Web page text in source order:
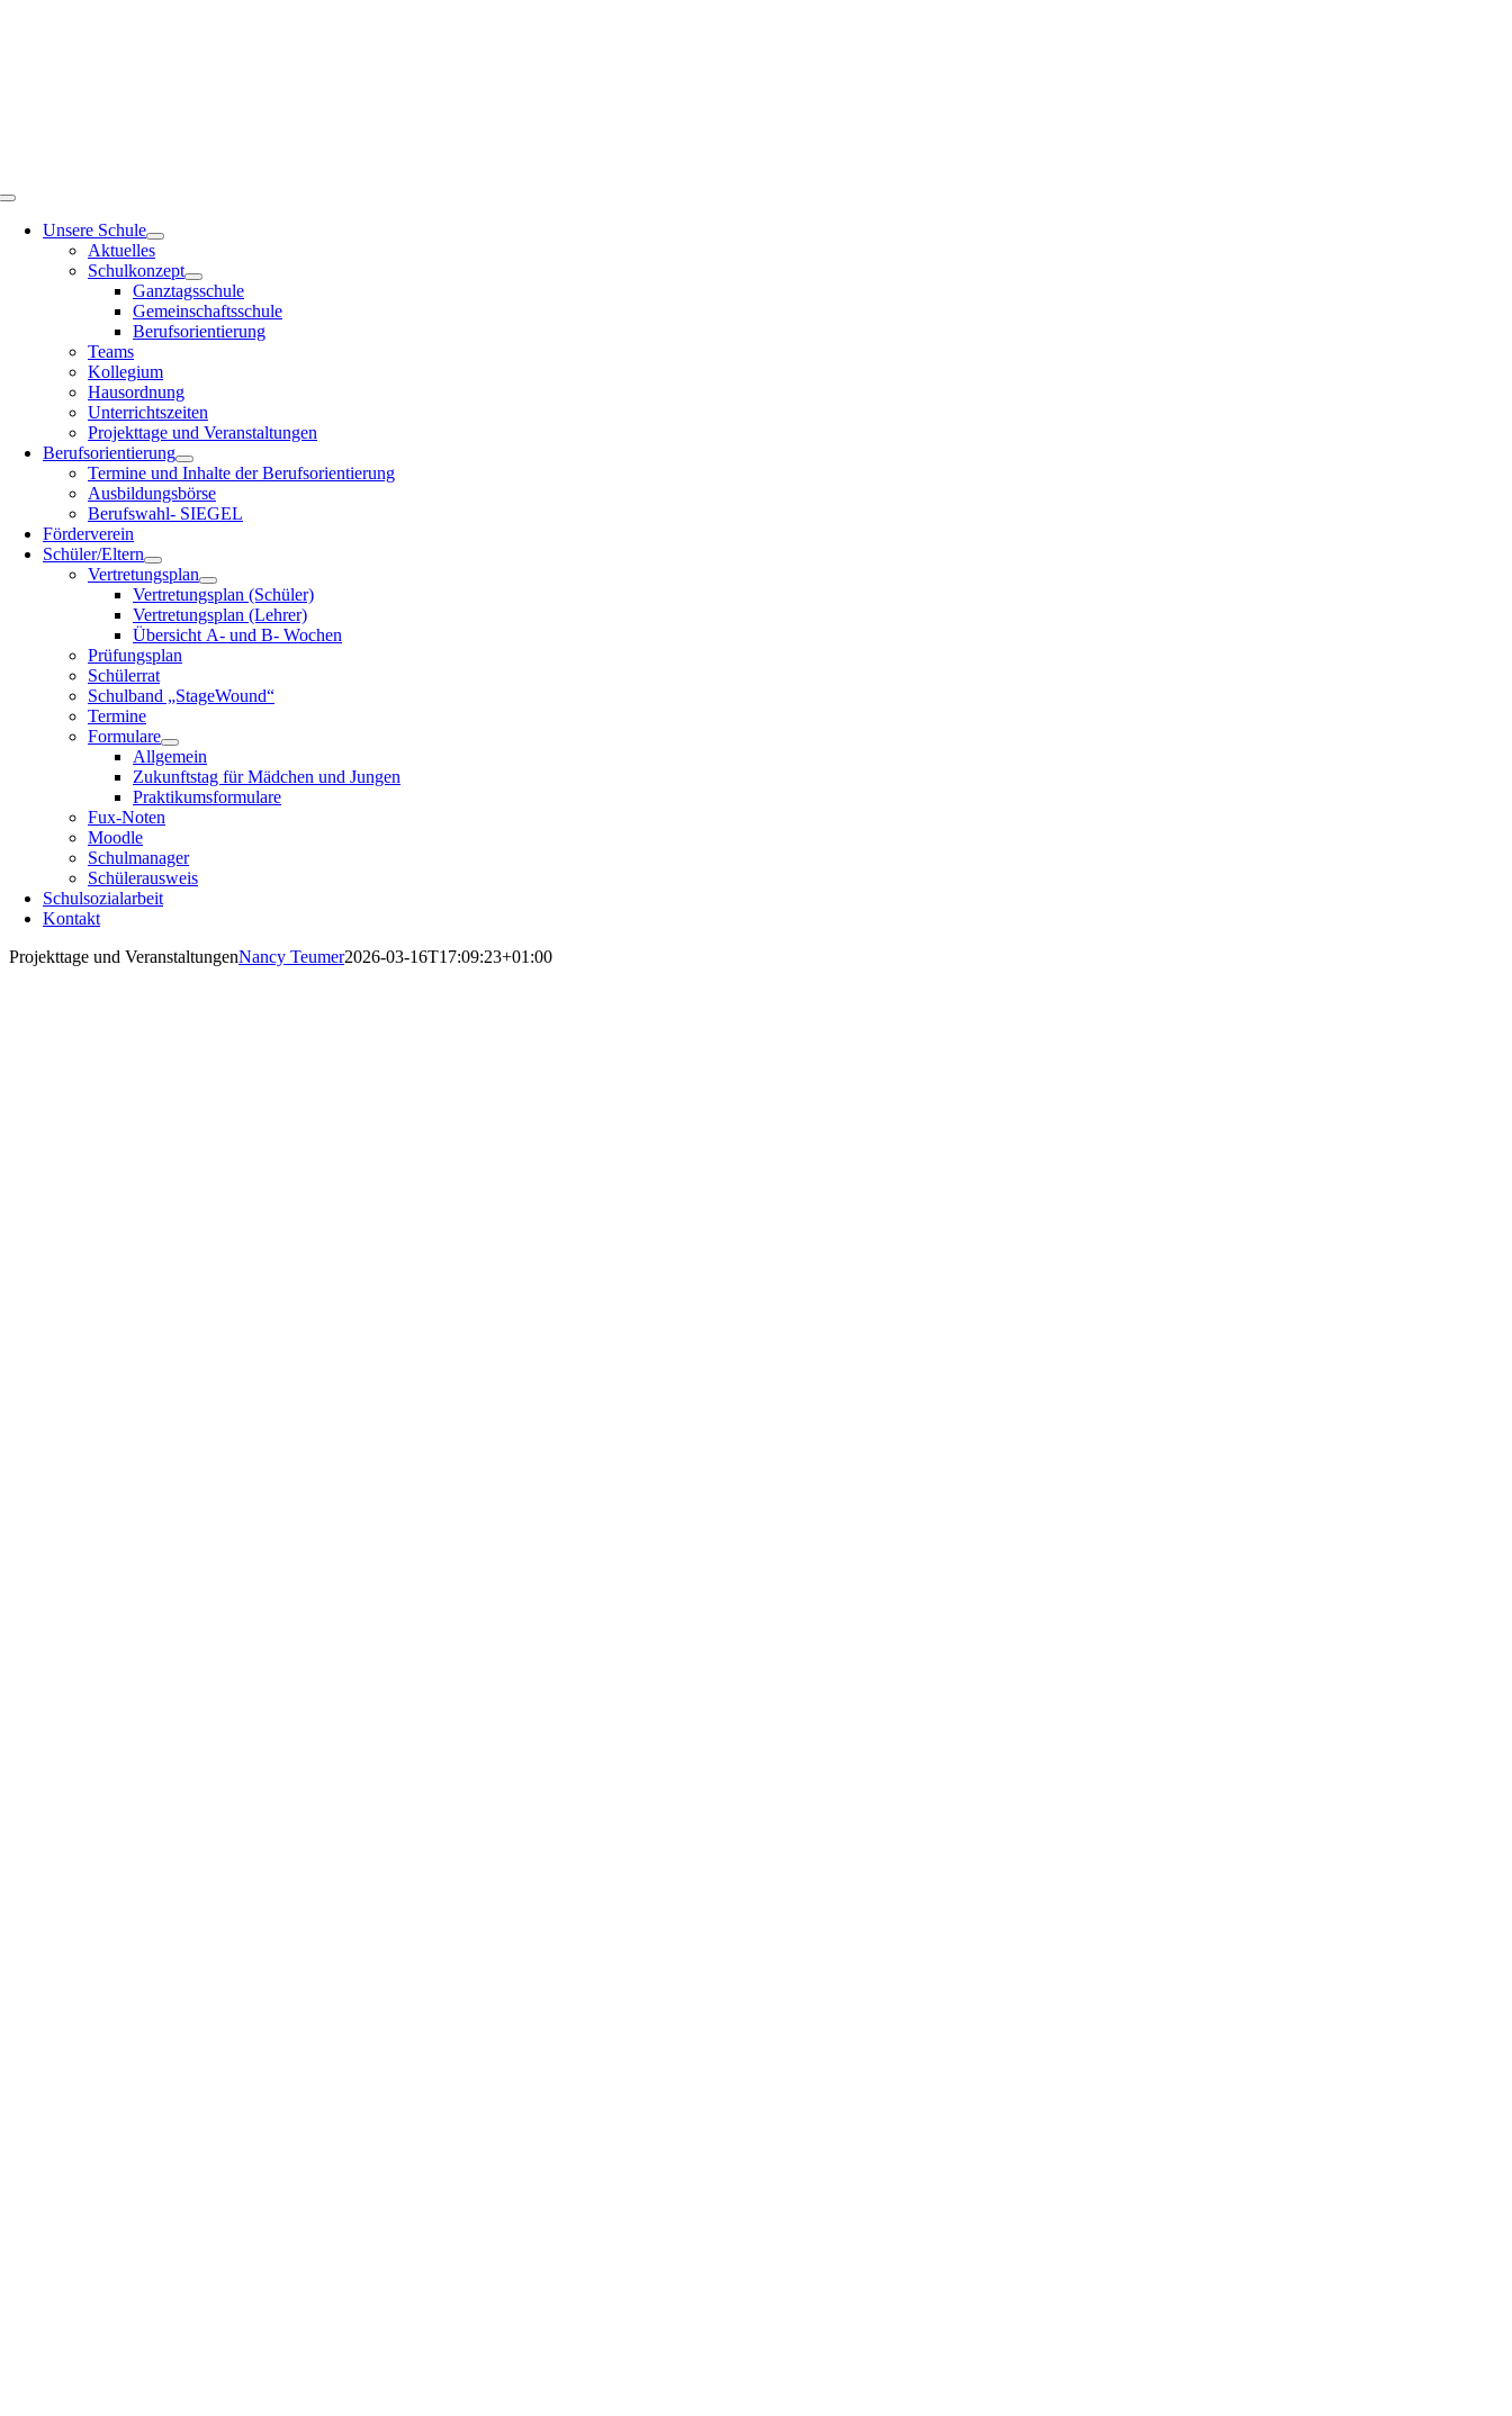
Toggle
NavigationUnsere Schule
Aktuelles
Schulkonzept
Ganztagsschule
Gemeinschaftsschule
Berufsorientierung
Teams
Kollegium
Hausordnung
Unterrichtszeiten
Projekttage und Veranstaltungen
Berufsorientierung
Termine und Inhalte der Berufsorientierung
Ausbildungsbörse
Berufswahl- SIEGEL
Förderverein
Schüler/Eltern
Vertretungsplan
Vertretungsplan (Schüler)
Vertretungsplan (Lehrer)
Übersicht A- und B- Wochen
Prüfungsplan
Schülerrat
Schulband „StageWound“
Termine
Formulare
Allgemein
Zukunftstag für Mädchen und Jungen
Praktikumsformulare
Fux-Noten
Moodle
Schulmanager
Schülerausweis
Schulsozialarbeit
Kontakt
Projekttage und VeranstaltungenNancy Teumer2026-03-16T17:09:23+01:00